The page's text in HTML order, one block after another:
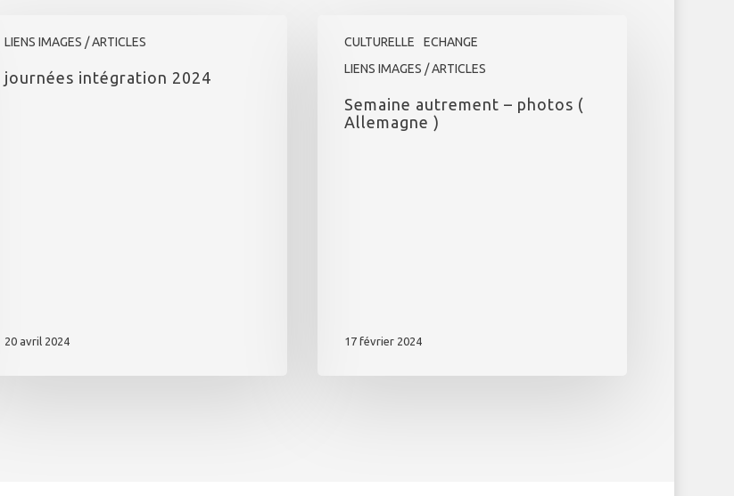
LIENS IMAGES / ARTICLES
journées intégration 2024
20 avril 2024
CULTURELLE
ECHANGE
LIENS IMAGES / ARTICLES
autrement
photos
Allemagne
Semaine autrement – photos (
Allemagne )
17 février 2024